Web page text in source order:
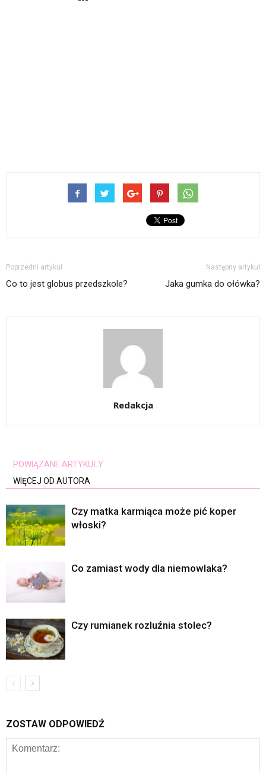
Poprzedni artykuł
Co to jest globus przedszkole?
Następny artykuł
Jaka gumka do ołówka?
Redakcja
POWIĄZANE ARTYKUŁY
WIĘCEJ OD AUTORA
Czy matka karmiąca może pić koper
włoski?
Co zamiast wody dla niemowlaka?
Czy rumianek rozluźnia stolec?
ZOSTAW ODPOWIEDŹ